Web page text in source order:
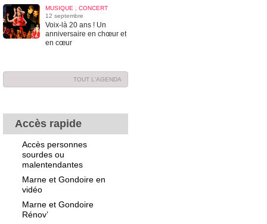
MUSIQUE , CONCERT
12 septembre
Voix-là 20 ans ! Un
anniversaire en chœur et
en cœur
TOUT L'AGENDA
Accès rapide
Accès personnes
sourdes ou
malentendantes
Marne et Gondoire en
vidéo
Marne et Gondoire
Rénov’